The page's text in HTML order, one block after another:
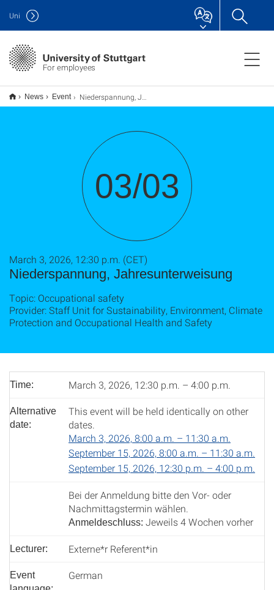
For employees
Uni
News Event Niederspannung, Jahresunterweisung
03/03
Niederspannung, Jahresunterweisung
March 3, 2026, 12:30 p.m. (CET)
Topic: Occupational safety
Provider: Staff Unit for Sustainability, Environment, Climate
Protection and Occupational Health and Safety
Time: March 3, 2026, 12:30 p.m. – 4:00 p.m.
Alternative
date:
This event will be held identically on other
dates.
March 3, 2026, 8:00 a.m. – 11:30 a.m.
September 15, 2026, 8:00 a.m. – 11:30 a.m.
September 15, 2026, 12:30 p.m. – 4:00 p.m.
Bei der Anmeldung bitte den Vor- oder
Nachmittagstermin wählen.
Anmeldeschluss: Jeweils 4 Wochen vorher
Lecturer: Externe*r Referent*in
Event
German